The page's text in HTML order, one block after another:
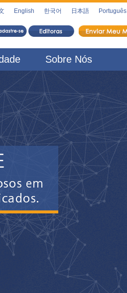
English 한국어 日本語 Português
Sobre Nós